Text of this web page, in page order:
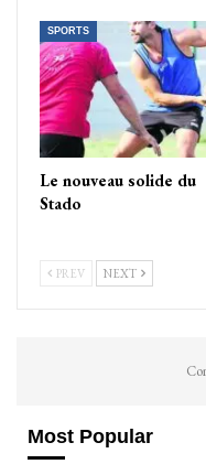
SPORTS
Le nouveau solide du
Stado
PREV NEXT
Most Popular